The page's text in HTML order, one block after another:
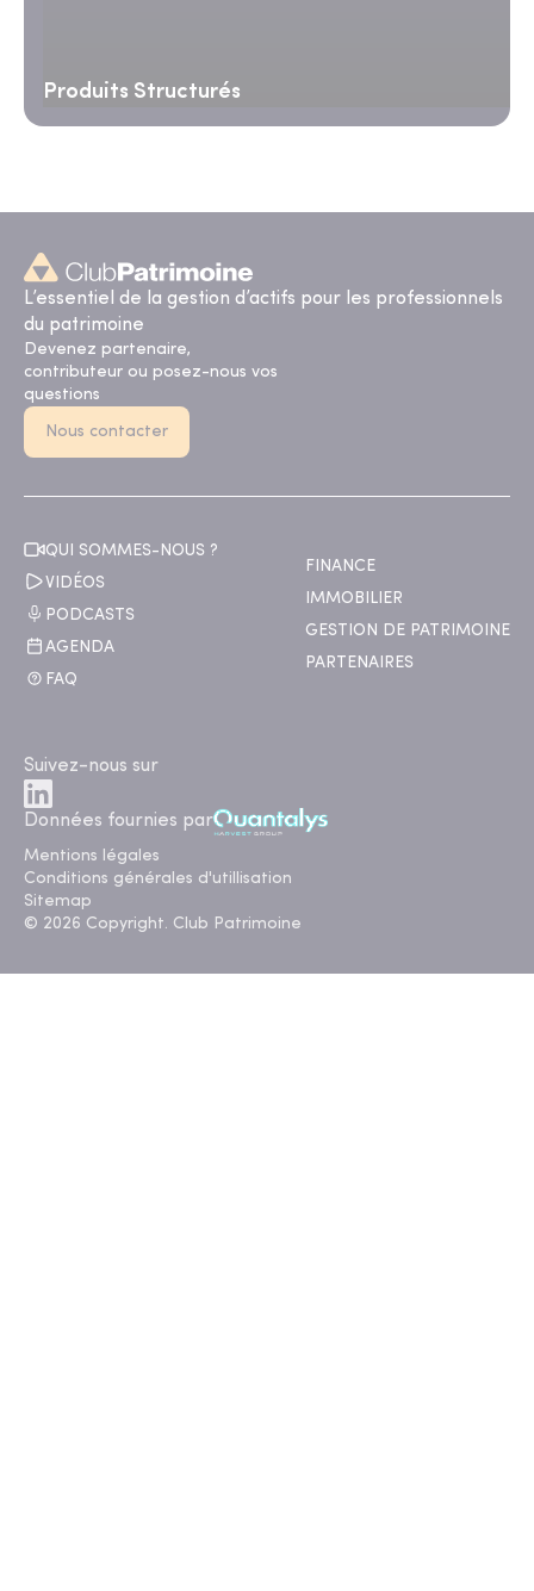
Produits Structurés
L’essentiel de la gestion d’actifs pour les professionnels
du patrimoine
Devenez partenaire,
contributeur ou posez-nous vos
questions
Nous contacter
QUI SOMMES-NOUS ?
VIDÉOS
PODCASTS
AGENDA
FAQ
FINANCE
IMMOBILIER
GESTION DE PATRIMOINE
PARTENAIRES
Suivez-nous sur
Données fournies par
Mentions légales
Conditions générales d'utillisation
Sitemap
© 2026 Copyright. Club Patrimoine